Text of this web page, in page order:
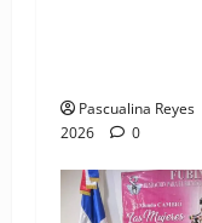
Pascualina Reyes
2026
0